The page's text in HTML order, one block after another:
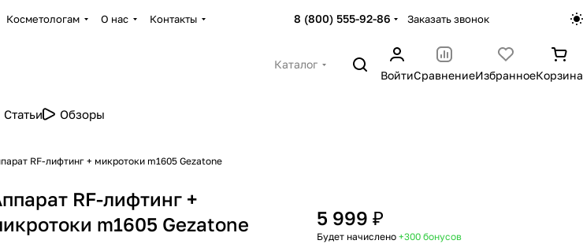
Косметологам О нас Контакты 8 (800) 555-92-86 Заказать звонок
Каталог
ВойтиСравнениеИзбранноеКорзина
Статьи Обзоры
RF-лифтинг + микротоки m1605 Gezatone
RF-лифтинг +
m1605 Gezatone
5 999 ₽
Будет начислено +300 бонусов